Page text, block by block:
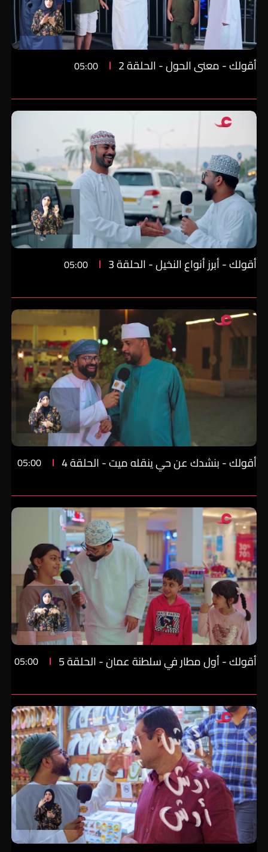
أقولك - معنى الحول - الحلقة 2 05:00
أقولك - أبرز أنواع النخيل - الحلقة 3 05:00
أقولك - بنشدك عن حي ينقله ميت - الحلقة 4 05:00
أقولك - أول مطار في سلطنة عمان - الحلقة 5 05:00